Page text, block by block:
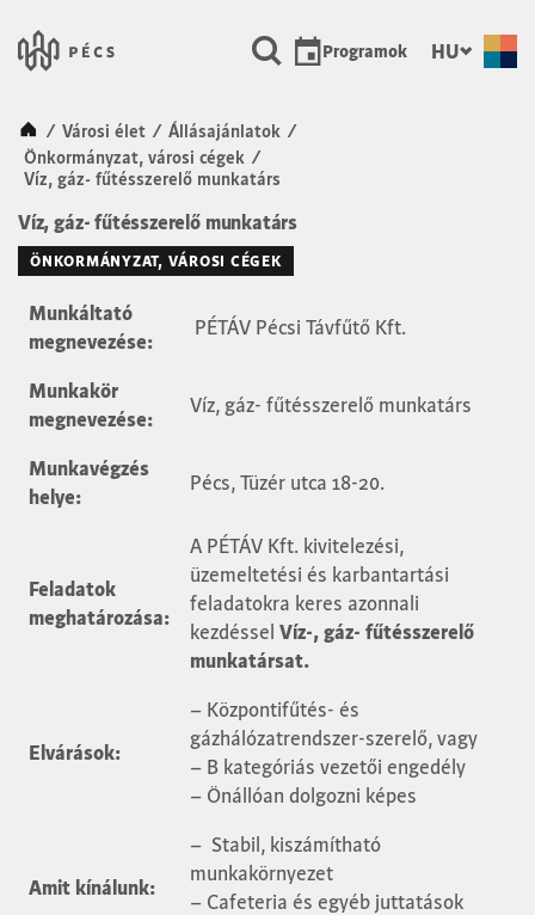
Városunk Pécs Programok HU
Kezdőlap
/ Városi élet / Állásajánlatok /
Önkormányzat, városi cégek /
Víz, gáz- fűtésszerelő munkatárs
Víz, gáz- fűtésszerelő munkatárs
ÖNKORMÁNYZAT, VÁROSI CÉGEK
Munkáltató
megnevezése:
PÉTÁV Pécsi Távfűtő Kft.
Munkakör
megnevezése:
Víz, gáz- fűtésszerelő munkatárs
Munkavégzés
helye:
Pécs, Tüzér utca 18-20.
Feladatok
meghatározása:
A PÉTÁV Kft. kivitelezési,
üzemeltetési és karbantartási
feladatokra keres azonnali
kezdéssel Víz-, gáz- fűtésszerelő
munkatársat.
Elvárások:
– Központifűtés- és
gázhálózatrendszer-szerelő, vagy
– B kategóriás vezetői engedély
– Önállóan dolgozni képes
Amit kínálunk:
– Stabil, kiszámítható
munkakörnyezet
– Cafeteria és egyéb juttatások